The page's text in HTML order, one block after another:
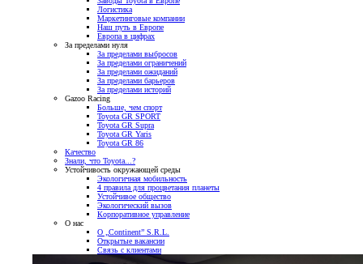
Логистика
Маркетинговые компании
Наш путь в Европе
Европа в цифрах
За пределами нуля
За пределами выбросов
За пределами ограничений
За пределами ожиданий
За пределами барьеров
За пределами историй
Gazoo Racing
Больше, чем спорт
Toyota GR SPORT
Toyota GR Supra
Toyota GR Yaris
Toyota GR 86
Качество
Знали, что Toyota...?
Устойчивость окружающей среды
Экологичная мобильность
4 правила для процветания планеты
Устойчивое общество
Экологический вызов
Корпоративное управление
О нас
О „Continent” S.R.L.
Открытые вакансии
Связь с клиентами